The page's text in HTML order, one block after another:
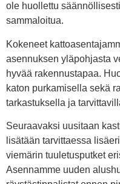
ole huollettu
sammaloitua.
Kokeneet
asennuksen yläpohjasta
hyvää rakennustapaa.
katon purkamisella sekä
tarkastuksella ja
Seuraavaksi uusitaan
lisätään tarvittaessa
viemärin tuuletusputket
Asennamme uuden